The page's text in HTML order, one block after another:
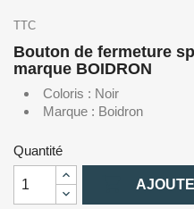
TTC
Bouton de fermeture
marque BOIDRON
Coloris : Noir
Marque : Boidron
Quantité